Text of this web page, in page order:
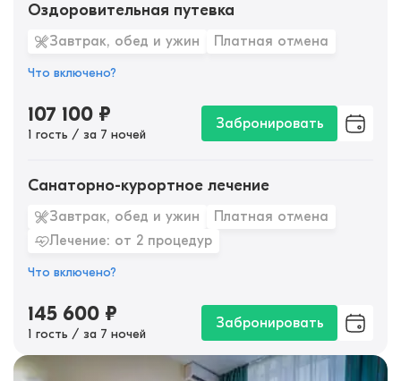
Оздоровительная путевка
Завтрак, обед и ужин Платная отмена
Что включено?
107 100 ₽
1 гость / за 7 ночей
Забронировать
Санаторно-курортное лечение
Завтрак, обед и ужин
Платная отмена
Лечение: от 2 процедур
Что включено?
145 600 ₽
1 гость / за 7 ночей
Забронировать